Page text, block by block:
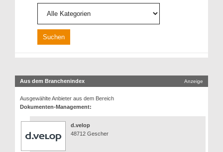
Aus dem Branchenindex Anzeige
Ausgewählte Anbieter aus dem Bereich
Dokumenten-Management:
d.velop
48712 Gescher